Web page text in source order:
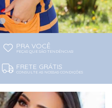
PRA VOCÊ
PEÇAS QUE SÃO TENDÊNCIAS!
FRETE GRÁTIS
CONSULTE AS NOSSAS CONDIÇÕES